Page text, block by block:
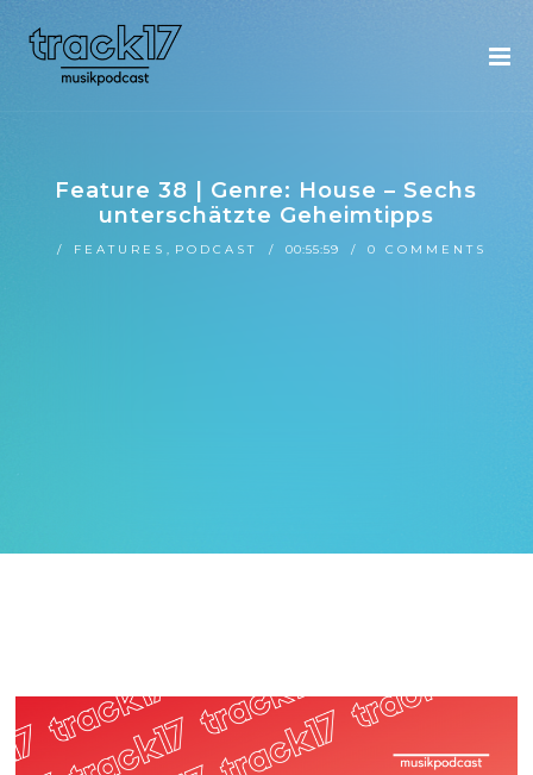
Feature 38 | Genre: House – Sechs
unterschätzte Geheimtipps
FEATURES , PODCAST 00:55:59 0 COMMENTS